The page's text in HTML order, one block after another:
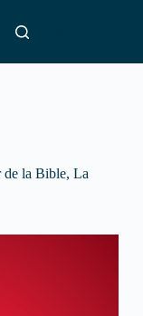
de la Bible, La